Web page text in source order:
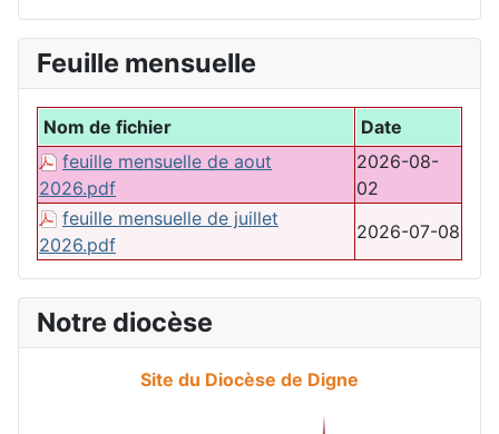
Feuille mensuelle
Nom de fichier
Date
feuille mensuelle de aout
2026.pdf
2026-08-
02
feuille mensuelle de juillet
2026.pdf
2026-07-08
Notre diocèse
Site du Diocèse de Digne